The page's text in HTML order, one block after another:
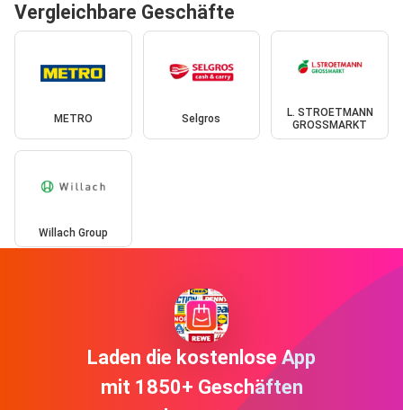
Vergleichbare Geschäfte
METRO Selgros
L. STROETMANN
GROSSMARKT
Willach Group
Laden die kostenlose App
mit 1850+ Geschäften